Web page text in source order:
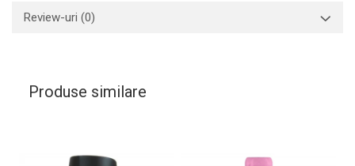
Review-uri (0)
Produse similare